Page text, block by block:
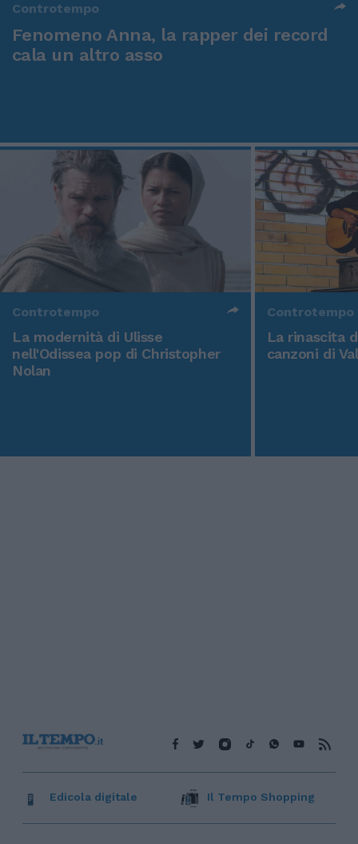
Controtempo
Fenomeno Anna, la rapper dei record
cala un altro asso
Controtempo
La modernità di Ulisse
nell'Odissea pop di Christopher
Nolan
Controtempo
La rinascita
canzoni di
Edicola digitale Il Tempo Shopping